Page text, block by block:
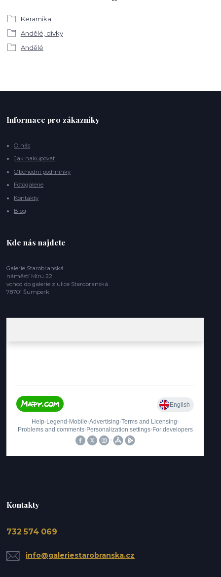
Keramika
Andělé, dívky
Andělé
Informace pro zákazníky
O nás
Jak nakupovat
Obchodní podmínky
Fotogalerie
Kontakty
Blog
Kde nás najdete
Galerie Starobranská
náměstí Míru 22
vchod do galerie z ulice Starobranská
78701 Šumperk
Kontakty
732 574 069
info@galeriestarobranska.cz